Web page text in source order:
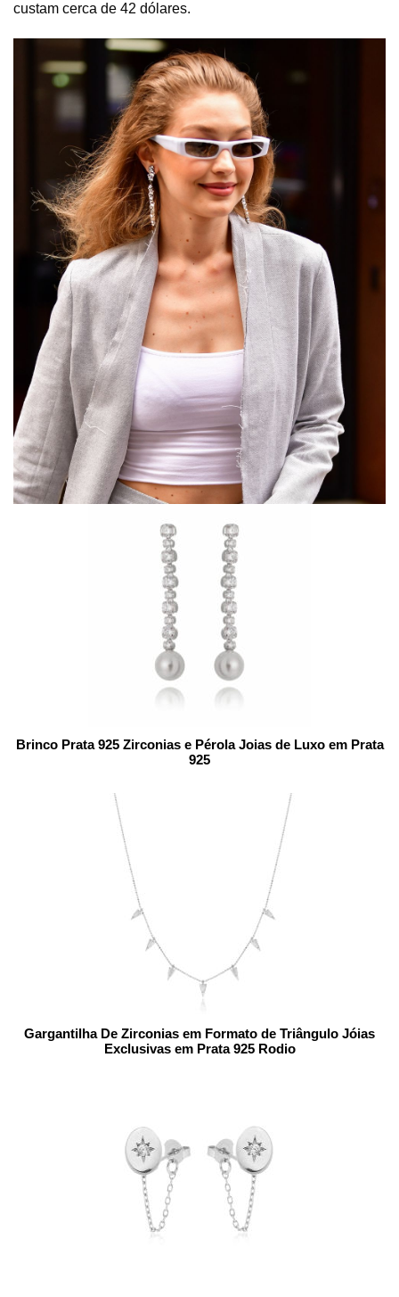
custam cerca de 42 dólares.
Brinco Prata 925 Zirconias e Pérola Joias de Luxo em Prata
925
Gargantilha De Zirconias em Formato de Triângulo Jóias
Exclusivas em Prata 925 Rodio